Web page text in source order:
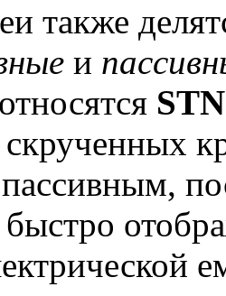
также
и
относятся
скрученных
быстро